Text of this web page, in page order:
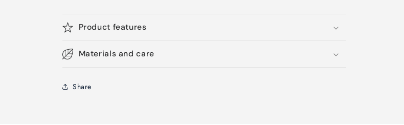
Product features
Materials and care
Share